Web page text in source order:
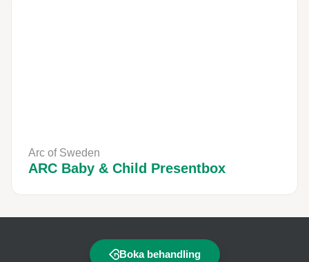
Arc of Sweden
ARC Baby & Child Presentbox
Boka behandling